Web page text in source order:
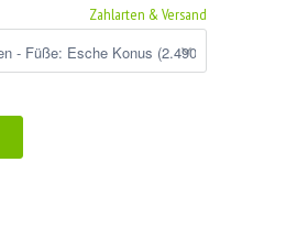
Zahlarten & Versand